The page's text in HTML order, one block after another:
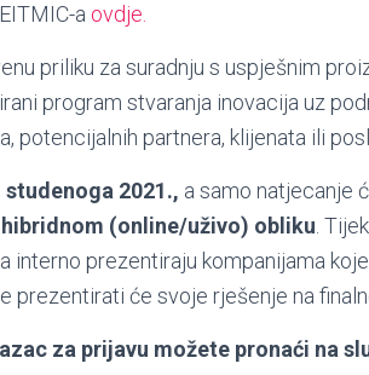
a ovdje.
priliku za suradnju s uspješnim
program stvaranja inovacija uz
potencijalnih partnera, klijenata ili
studenoga 2021., a samo natjecanje
(online/uživo) obliku .
interno prezentiraju kompanijama
prezentirati će svoje rješenje na
za prijavu možete pronaći na